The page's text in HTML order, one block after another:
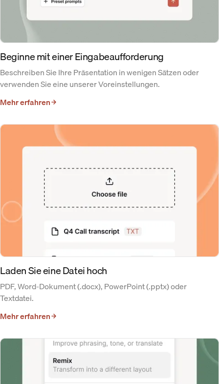
Beginne mit einer Eingabeaufforderung
Beschreiben Sie Ihre Präsentation in wenigen Sätzen oder
verwenden Sie eine unserer Voreinstellungen.
Mehr erfahren
Laden Sie eine Datei hoch
PDF, Word-Dokument (.docx), PowerPoint (.pptx) oder
Textdatei.
Mehr erfahren